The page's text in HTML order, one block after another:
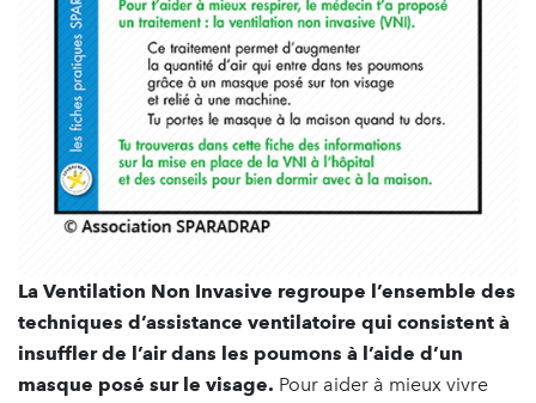
La Ventilation Non Invasive regroupe l’ensemble des
techniques d’assistance ventilatoire qui consistent à
insuffler de l’air dans les poumons à l’aide d’un
masque posé sur le visage. Pour aider à mieux vivre